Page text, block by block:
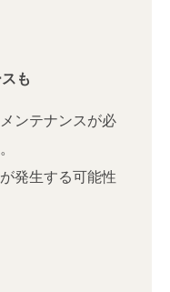
も
ンテナンスが必
発生する可能性